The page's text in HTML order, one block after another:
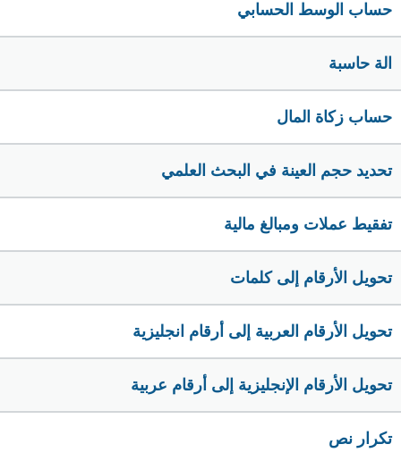
حساب الوسط الحسابي
الة حاسبة
حساب زكاة المال
تحديد حجم العينة في البحث العلمي
تفقيط عملات ومبالغ مالية
تحويل الأرقام إلى كلمات
تحويل الأرقام العربية إلى أرقام انجليزية
تحويل الأرقام الإنجليزية إلى أرقام عربية
تكرار نص